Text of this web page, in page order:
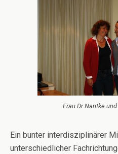
Frau Dr Nantke
Ein bunter interdisziplinärer
unterschiedlicher